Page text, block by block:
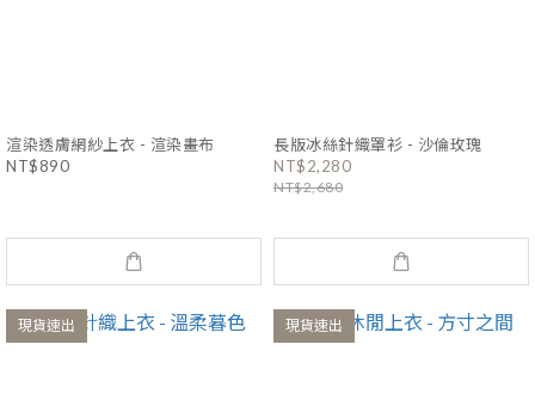
渲染透膚網紗上衣 - 渲染畫布
NT$890
長版冰絲針織罩衫 - 沙倫玫瑰
NT$2,280
NT$2,680
現貨速出 現貨速出